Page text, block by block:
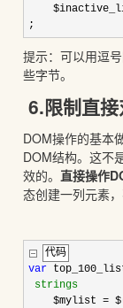
;
提示：可以用逗
些字节。
6.限制直
DOM操作的基本
DOM结构。这不
效的。直接操作
态创建一列元素，
代码
var
strings
$mylist=